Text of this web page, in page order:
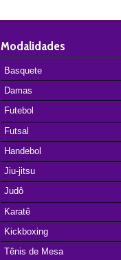
Modalidades
Basquete
Damas
Futebol
Futsal
Handebol
Jiu-jitsu
Judô
Karatê
Kickboxing
Tênis de Mesa